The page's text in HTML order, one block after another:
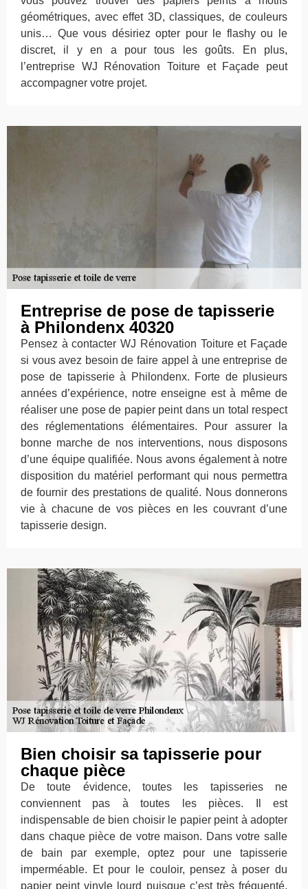
géométriques, avec effet 3D, classiques, de couleurs
unis… Que vous désiriez opter pour le flashy ou le
discret, il y en a pour tous les goûts. En plus,
l’entreprise WJ Rénovation Toiture et Façade peut
accompagner votre projet.
Entreprise de pose de tapisserie
à Philondenx 40320
Pensez à contacter WJ Rénovation Toiture et Façade
si vous avez besoin de faire appel à une entreprise de
pose de tapisserie à Philondenx. Forte de plusieurs
années d’expérience, notre enseigne est à même de
réaliser une pose de papier peint dans un total respect
des réglementations élémentaires. Pour assurer la
bonne marche de nos interventions, nous disposons
d’une équipe qualifiée. Nous avons également à notre
disposition du matériel performant qui nous permettra
de fournir des prestations de qualité. Nous donnerons
vie à chacune de vos pièces en les couvrant d’une
tapisserie design.
Bien choisir sa tapisserie pour
chaque pièce
De toute évidence, toutes les tapisseries ne
conviennent pas à toutes les pièces. Il est
indispensable de bien choisir le papier peint à adopter
dans chaque pièce de votre maison. Dans votre salle
de bain par exemple, optez pour une tapisserie
imperméable. Et pour le couloir, pensez à poser du
papier peint vinyle lourd puisque c’est très fréquenté.